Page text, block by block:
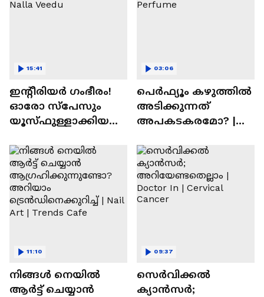
ഇന്റീരിയർ ഗംഭീരം!
ഓരോ സ്‌പേസും
യൂസ്ഫുള്ളാക്കിയ
15:41
പെർഫ്യൂം കഴുത്തിൽ
അടിക്കുന്നത്
അപകടകരമോ? |
03:06
നിങ്ങൾ നെയിൽ
ആർട്ട് ചെയ്യാൻ
11:10
സെർവിക്കൽ
ക്യാൻസർ;
09:37